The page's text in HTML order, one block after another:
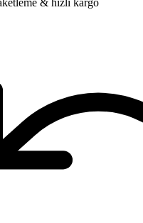
& hızlı kargo